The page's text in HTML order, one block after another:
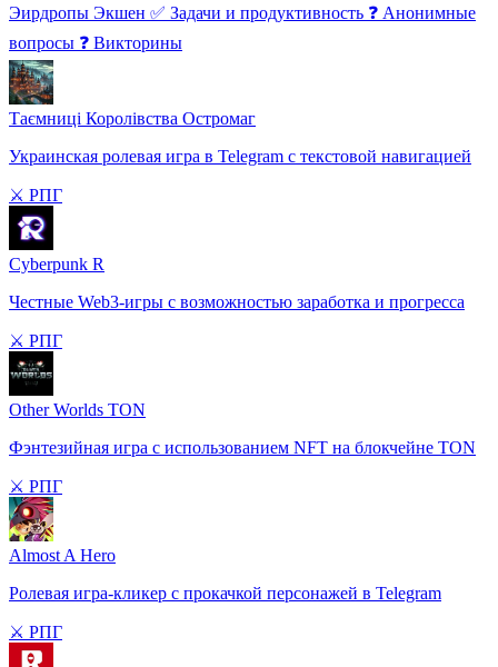
Эирдропы Экшен ✅ Задачи и продуктивность ❓ Анонимные
вопросы ❓ Викторины
Таємниці Королівства Остромаг
Украинская ролевая игра в Telegram с текстовой навигацией
⚔️ РПГ
Cyberpunk R
Честные Web3-игры с возможностью заработка и прогресса
⚔️ РПГ
Other Worlds TON
Фэнтезийная игра с использованием NFT на блокчейне TON
⚔️ РПГ
Almost A Hero
Ролевая игра-кликер с прокачкой персонажей в Telegram
⚔️ РПГ